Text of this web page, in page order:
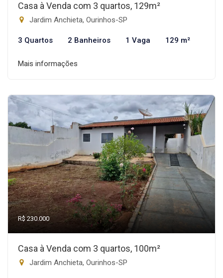
Casa à Venda com 3 quartos, 129m²
Jardim Anchieta, Ourinhos-SP
3 Quartos 2 Banheiros 1 Vaga 129 m²
Mais informações
R$ 230.000
Casa à Venda com 3 quartos, 100m²
Jardim Anchieta, Ourinhos-SP